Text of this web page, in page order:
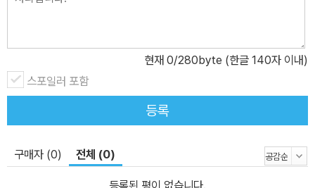
현재 0/280byte (한글 140자 이내)
스포일러 포함
등록
구매자 (0) 전체 (0)